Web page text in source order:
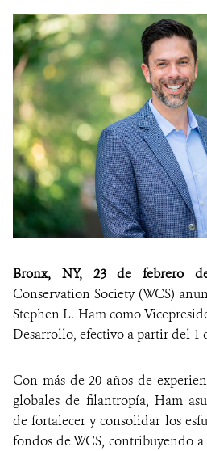
WCS VISUAL
ALIADOS Y
COBERTURA EN MEDIOS
INFORME
MECANISMO DE ATENCIÓN DE
Bronx, NY, 23 de febrero
Conservation Society (WCS)
Stephen L. Ham como
Desarrollo, efectivo a partir del 1
Con más de 20 años de
globales de filantropía, Ham
de fortalecer y consolidar los
fondos de WCS, contribuyendo